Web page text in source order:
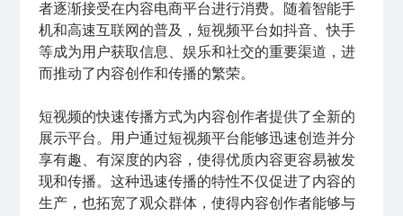
者逐渐接受在内容电商平台进行消费。随着智能手
机和高速互联网的普及，短视频平台如抖音、快手
等成为用户获取信息、娱乐和社交的重要渠道，进
而推动了内容创作和传播的繁荣。
短视频的快速传播方式为内容创作者提供了全新的
展示平台。用户通过短视频平台能够迅速创造并分
享有趣、有深度的内容，使得优质内容更容易被发
现和传播。这种迅速传播的特性不仅促进了内容的
生产，也拓宽了观众群体，使得内容创作者能够与